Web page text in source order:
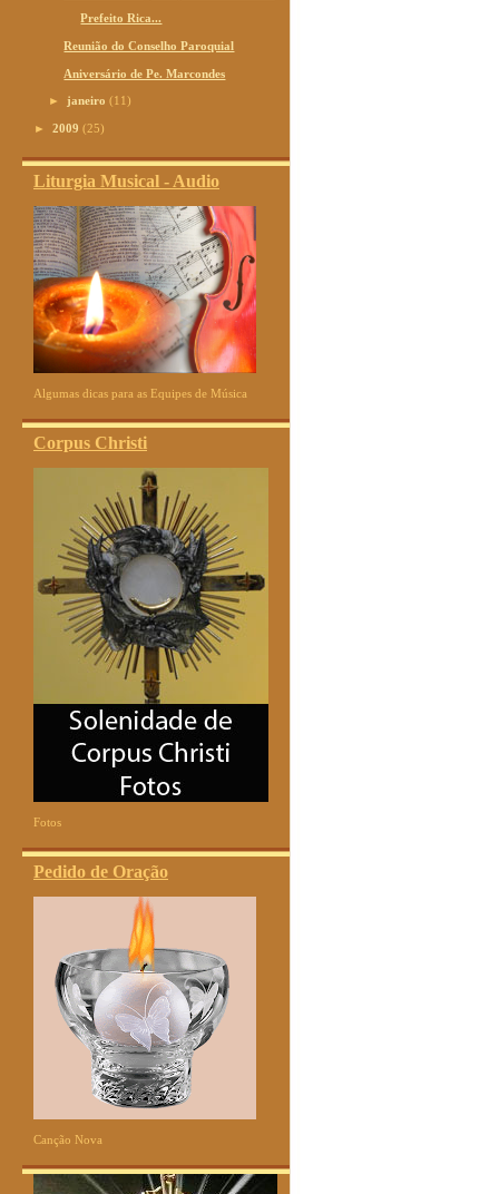
Prefeito Rica...
Reunião do Conselho Paroquial
Aniversário de Pe. Marcondes
► janeiro(11)
► 2009 (25)
Liturgia Musical - Audio
Algumas dicas para as Equipes de Música
Corpus Christi
Fotos
Pedido de Oração
Canção Nova